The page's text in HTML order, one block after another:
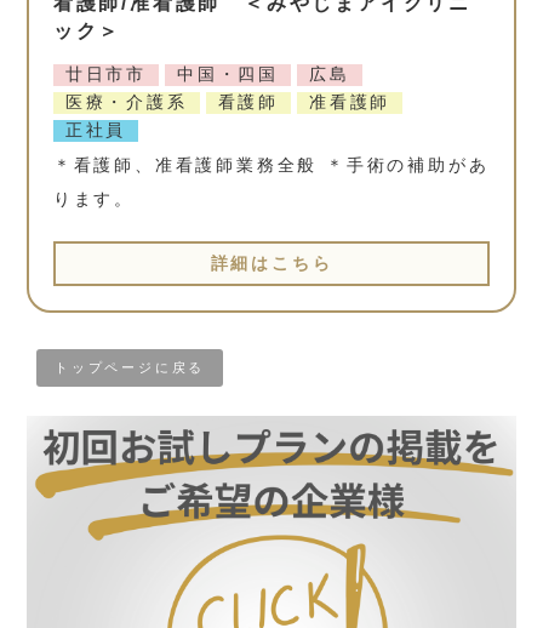
ック＞
廿日市市 中国・四国
広島
医療・介護系
看護師
准看護師
正社員
＊看護師、准看護師業務全般 ＊手術の補助があ
ります。
詳細はこちら
トップページに戻る